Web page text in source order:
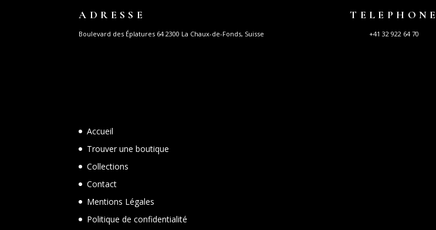
ADRESSE
Boulevard des Éplatures 64 2300 La Chaux-de-Fonds, Suisse
TELEPHONE
+41 32 922 64 70
Accueil
Trouver une boutique
Collections
Contact
Mentions Légales
Politique de confidentialité